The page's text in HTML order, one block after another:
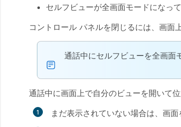
セルフビューが全画面モードになっ
コントロール パネルを閉じるには、画面
通話中にセルフビューを全画面
通話中に画面上で自分のビューを開いて
まだ表示されていない場合は、画